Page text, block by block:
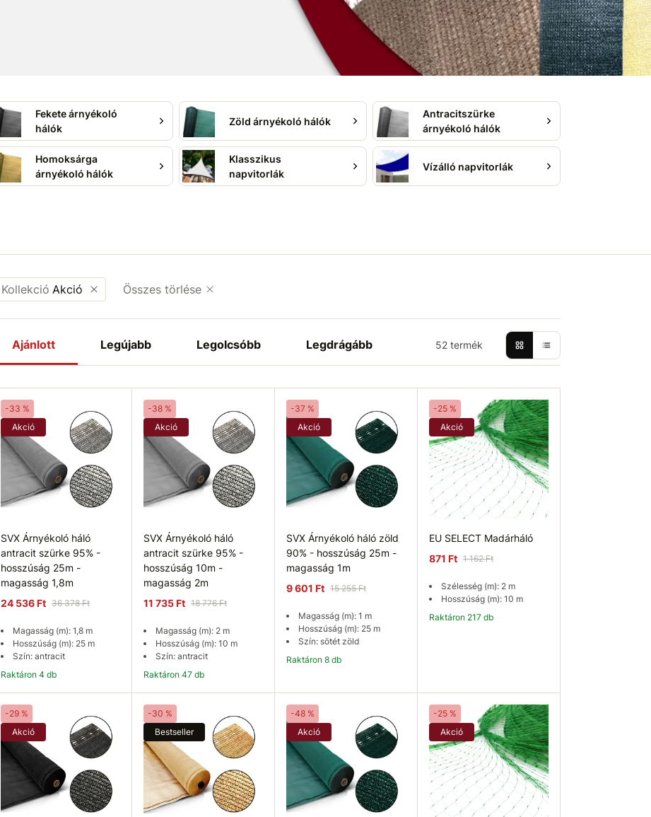
Fekete árnyékoló
hálók
Zöld árnyékoló hálók
Antracitszürke
árnyékoló hálók
Homoksárga
árnyékoló hálók
Klasszikus
napvitorlák
Vízálló napvitorlák
Kollekció Akció Összes törlése
Ajánlott Legújabb Legolcsóbb Legdrágább 52 termék
-33 %
Akció
SVX Árnyékoló háló
antracit szürke 95% -
hosszúság 25m -
magasság 1,8m
24 536 Ft 36 378 Ft
Magasság (m): 1,8 m
Hosszúság (m): 25 m
Szín: antracit
Raktáron 4 db
-38 %
Akció
SVX Árnyékoló háló
antracit szürke 95% -
hosszúság 10m -
magasság 2m
11 735 Ft 18 776 Ft
Magasság (m): 2 m
Hosszúság (m): 10 m
Szín: antracit
Raktáron 47 db
-37 %
Akció
SVX Árnyékoló háló zöld
90% - hosszúság 25m -
magasság 1m
9 601 Ft 15 255 Ft
Magasság (m): 1 m
Hosszúság (m): 25 m
Szín: sötét zöld
Raktáron 8 db
-25 %
Akció
EU SELECT Madárháló
871 Ft 1 162 Ft
Szélesség (m): 2 m
Hosszúság (m): 10 m
Raktáron 217 db
Kosárba
-29 %
Akció
-30 %
Bestseller
-48 %
Akció
-25 %
Akció